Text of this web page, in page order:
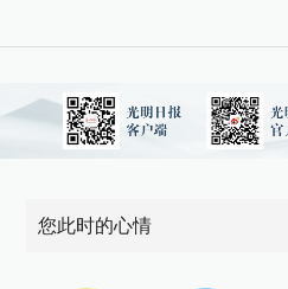
您此时的心情